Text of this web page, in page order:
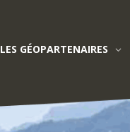
LES GÉOPARTENAIRES